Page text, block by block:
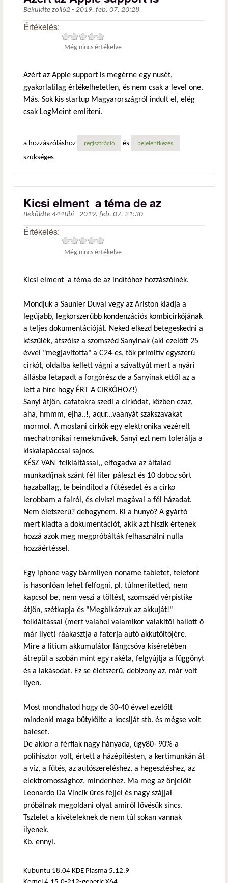
Beküldte zoli62 - 2019. feb. 07. 20:28
Értékelés:
Még nincs értékelve
Azért az Apple support is megérne egy nusét,
gyakorlatilag értékelhetetlen, és nem csak a level one.
Más. Sok kis startup Magyarországról indult el, elég
csak LogMeint említeni.
a hozzászóláshoz regisztráció és bejelentkezés
szükséges
Kicsi elment a téma de az
Beküldte 444tibi - 2019. feb. 07. 21:30
Értékelés:
Még nincs értékelve
Kicsi elment a téma de az indítóhoz hozzászólnék.
Mondjuk a Saunier Duval vegy az Ariston kiadja a
legújabb, legkorszerűbb kondenzációs kombicirkójának
a teljes dokumentációját. Neked elkezd betegeskedni a
készülék, átszólsz a szomszéd Sanyinak (aki ezelőtt 25
évvel "megjavította" a C24-es, tök primitív egyszerú
cirkót, oldalba kellett vágni a szivattyút mert a nyári
állásba letapadt a forgórész de a Sanyinak ettől az a
lett a híre hogy ÉRT A CIRKÓHOZ!)
Sanyi átjön, cafatokra szedi a cirkódat, közben ezaz,
aha, hmmm, ejha..!, aqur...vaanyát szakszavakat
mormol. A mostani cirkók egy elektronika vezérelt
mechatronikai remekművek, Sanyi ezt nem tolerálja a
kiskalapáccsal sajnos.
KÉSZ VAN felkiáltással,, elfogadva az általad
munkadíjnak szánt fél liter páleszt és 10 doboz sört
hazaballag, te beindítod a fűtésedet és a cirko
lerobbam a falról, és elviszi magával a fél házadat.
Nem életszerű? dehogynem. Ki a hunyó? A gyártó
mert kiadta a dokumentációt, akik azt hiszik értenek
hozzá azok meg megpróbálták felhasználni nulla
hozzáértéssel.
Egy iphone vagy bármilyen noname tabletet, telefont
is hasonlóan lehet felfogni, pl. túlmerítetted, nem
kapcsol be, nem veszi a töltést, szomszéd vérpistike
átjön, szétkapja és "Megbikázzuk az akkuját!"
felkiáltással (mert valahol valamikor valakitől hallott ő
már ilyet) ráakasztja a faterja autó akkutöltőjére.
Mire a litium akkumulátor lángcsóva kíséretében
átrepül a szobán mint egy rakéta, felgyújtja a függönyt
és a lakásodat. Ez se életszerű, debizony az, már volt
ilyen.
Most mondhatod hogy de 30-40 évvel ezelőtt
mindenki maga bütykölte a kocsiját stb. és mégse volt
baleset.
De akkor a férfiak nagy hányada, úgy80- 90%-a
polihisztor volt, értett a házépítésten, a kertimunkán át
a víz, a fűtés, az autószereléshez, a hegesztéshez, az
elektromossághoz, mindenhez. Ma meg az önjelölt
Leonardo Da Vincik üres fejjel és nagy szájjal
próbálnak megoldani olyat amiről lövésük sincs.
Tsztelet a kivételeknek de nem túl sokan vannak
ilyenek.
Kb. ennyi.
Kubuntu 18.04 KDE Plasma 5.12.9